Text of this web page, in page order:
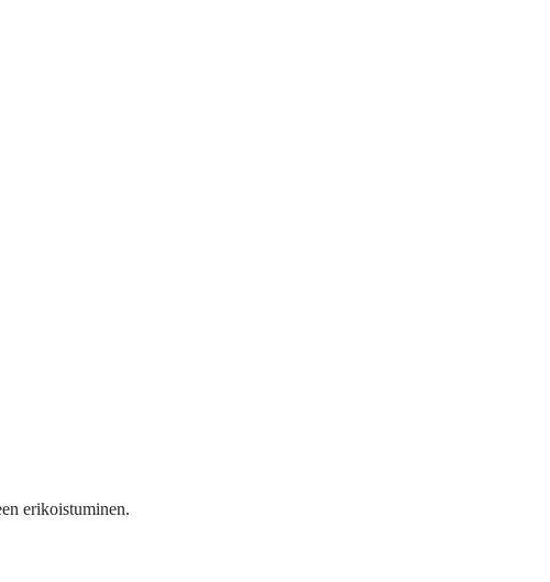
erikoistuminen.